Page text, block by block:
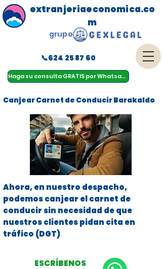
Haga su consulta GRATIS por Whatsapp
menu
extranjeriaeconomica.co
m
📞624 25 87 60
grupo
Canjear Carnet de Conducir Barakaldo
Ahora, en nuestro despacho,
podemos canjear el carnet de
conducir sin necesidad de que
nuestros clientes pidan cita en
tráfico (DGT)
ESCRÍBENOS